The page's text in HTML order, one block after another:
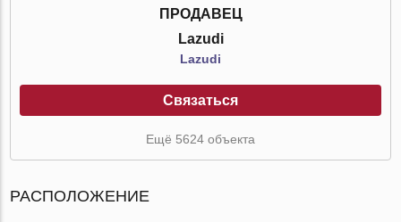
ПРОДАВЕЦ
Lazudi
Lazudi
Связаться
Ещё 5624 объекта
РАСПОЛОЖЕНИЕ